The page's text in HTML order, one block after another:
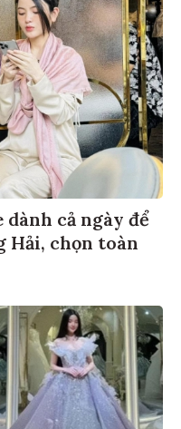
cả ngày để
Hải, chọn toàn